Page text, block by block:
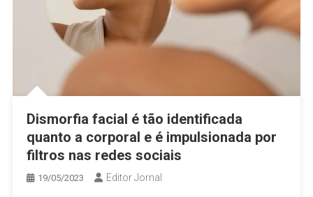
Dismorfia facial é tão identificada
quanto a corporal e é impulsionada por
filtros nas redes sociais
19/05/2023 Editor Jornal